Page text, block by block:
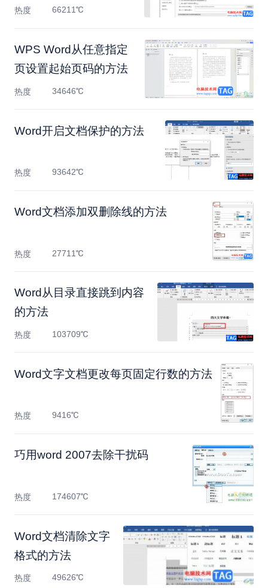
热度 66211℃
WPS Word从任意指定
页设置起始页码的方法
热度 34646℃
Word开启文档保护的方法
热度 93642℃
Word文档添加双删除线的方法
热度 27711℃
Word从目录直接跳到内容
的方法
热度 103709℃
Word文字文档更改每页固定行数的方法
热度 9416℃
巧用word 2007去除干扰码
热度 174607℃
Word文档清除文字
格式的方法
热度 49626℃